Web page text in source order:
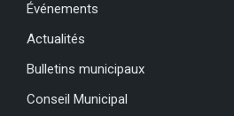
Événements
Actualités
Bulletins municipaux
Conseil Municipal